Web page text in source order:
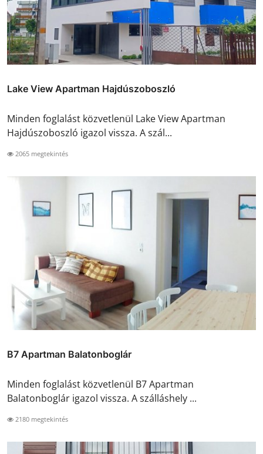
Lake View Apartman Hajdúszoboszló
Minden foglalást közvetlenül Lake View Apartman
Hajdúszoboszló igazol vissza. A szál...
2065 megtekintés
B7 Apartman Balatonboglár
Minden foglalást közvetlenül B7 Apartman
Balatonboglár igazol vissza. A szálláshely ...
2180 megtekintés